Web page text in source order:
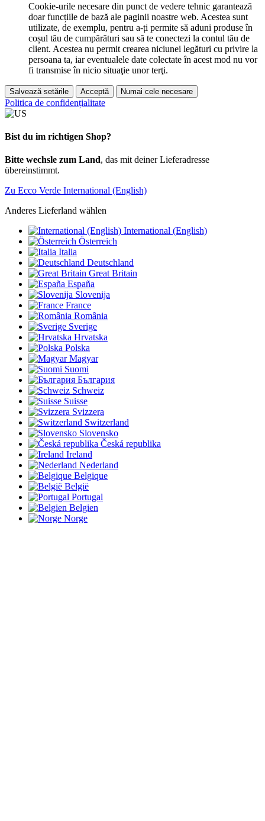
Cookie-urile necesare din punct de vedere tehnic garantează
doar funcțiile de bază ale paginii noastre web. Acestea sunt
utilizate, de exemplu, pentru a-ți permite să aduni produse în
coșul tău de cumpărături sau să te conectezi la contul tău de
client. Acestea nu permit crearea niciunei legături cu privire la
persoana ta, iar eventualele date colectate în acest mod nu vor
fi transmise în nicio situaţie unor terţi.
Salvează setările Acceptă Numai cele necesare
Politica de confidențialitate
Bist du im richtigen Shop?
Bitte wechsle zum Land, das mit deiner Lieferadresse
übereinstimmt.
Zu Ecco Verde International (English)
Anderes Lieferland wählen
International (English)
Österreich
Italia
Deutschland
Great Britain
España
Slovenija
France
România
Sverige
Hrvatska
Polska
Magyar
Suomi
България
Schweiz
Suisse
Svizzera
Switzerland
Slovensko
Česká republika
Ireland
Nederland
Belgique
België
Portugal
Belgien
Norge